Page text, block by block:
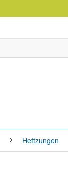
Heftzungen